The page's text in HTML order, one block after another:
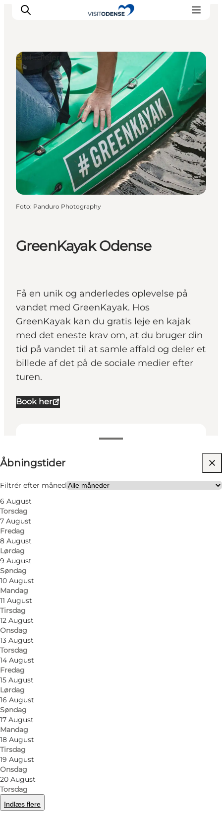
Oplev Odense
Det sker i Odense
Planlæg din tur
Inspiration
GreenKayak Odense
Få en unik og anderledes oplevelse på
vandet med GreenKayak. Hos
GreenKayak kan du gratis leje en kajak
med det eneste krav om, at du bruger din
tid på vandet til at samle affald og deler et
billede af det på de sociale medier efter
turen.
Book her
Åbningstider
Filtrér efter måned
6 August
Torsdag
7 August
Fredag
8 August
Lørdag
9 August
Søndag
10 August
Mandag
11 August
Tirsdag
12 August
Onsdag
13 August
Torsdag
14 August
Fredag
15 August
Lørdag
16 August
Søndag
17 August
Mandag
18 August
Tirsdag
19 August
Onsdag
20 August
Torsdag
Indlæs flere
Gratis
Besøg hjemmeside
Bådudlejere
Foto: Panduro Photography
:
Hver kajak er udstyret med en spand og